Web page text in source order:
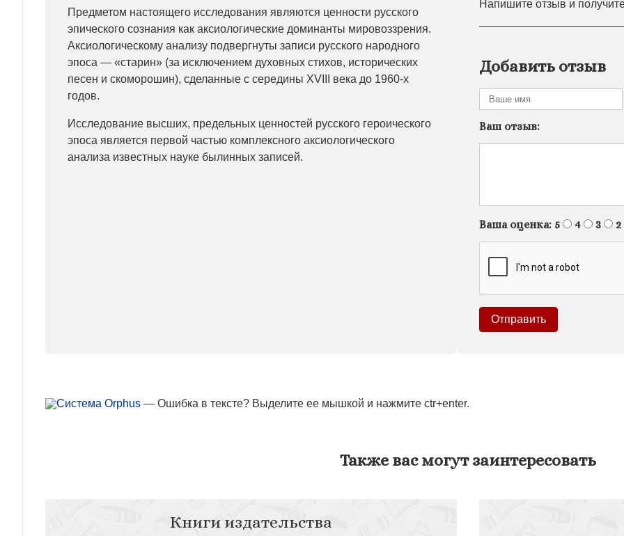
Предметом настоящего исследования являются ценности русского
эпического сознания как аксиологические доминанты мировоззрения.
Аксиологическому анализу подвергнуты записи русского народного
эпоса — «старин» (за исключением духовных стихов, исторических
песен и скоморошин), сделанные с середины XVIII века до 1960-х
годов.
Исследование высших, предельных ценностей русского героического
эпоса является первой частью комплексного аксиологического
анализа известных науке былинных записей.
Напишите отзыв и
Добавить отзыв
Ваш отзыв:
Ваша оценка: 5 4 3 2
— Ошибка в тексте? Выделите ее мышкой и нажмите ctr+enter.
Также вас могут заинтересовать
Книги издательства